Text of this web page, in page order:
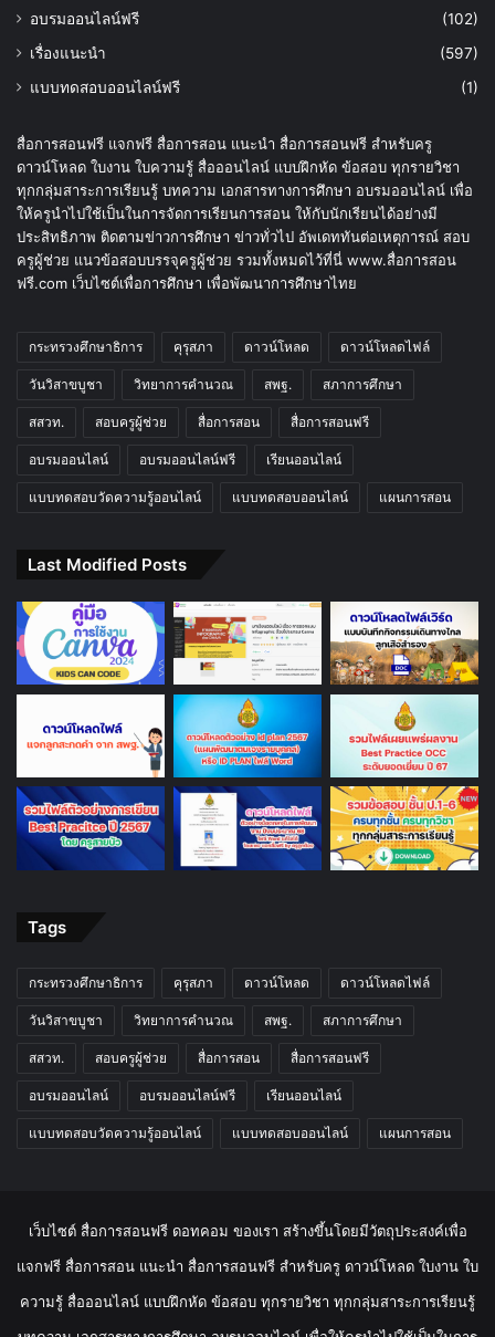
อบรมออนไลน์ฟรี
(102)
เรื่องแนะนำ
(597)
แบบทดสอบออนไลน์ฟรี
(1)
สื่อการสอนฟรี แจกฟรี สื่อการสอน แนะนำ สื่อการสอนฟรี สำหรับครู
ดาวน์โหลด ใบงาน ใบความรู้ สื่อออนไลน์ แบบฝึกหัด ข้อสอบ ทุกรายวิชา
ทุกกลุ่มสาระการเรียนรู้ บทความ เอกสารทางการศึกษา อบรมออนไลน์ เพื่อ
ให้ครูนำไปใช้เป็นในการจัดการเรียนการสอน ให้กับนักเรียนได้อย่างมี
ประสิทธิภาพ ติดตามข่าวการศึกษา ข่าวทั่วไป อัพเดททันต่อเหตุการณ์ สอบ
ครูผู้ช่วย แนวข้อสอบบรรจุครูผู้ช่วย รวมทั้งหมดไว้ที่นี่ www.สื่อการสอน
ฟรี.com เว็บไซต์เพื่อการศึกษา เพื่อพัฒนาการศึกษาไทย
กระทรวงศึกษาธิการ คุรุสภา ดาวน์โหลด ดาวน์โหลดไฟล์
วันวิสาขบูชา วิทยาการคำนวณ สพฐ. สภาการศึกษา
สสวท. สอบครูผู้ช่วย สื่อการสอน สื่อการสอนฟรี
อบรมออนไลน์ อบรมออนไลน์ฟรี เรียนออนไลน์
แบบทดสอบวัดความรู้ออนไลน์ แบบทดสอบออนไลน์ แผนการสอน
Last Modified Posts
Tags
กระทรวงศึกษาธิการ คุรุสภา ดาวน์โหลด ดาวน์โหลดไฟล์
วันวิสาขบูชา วิทยาการคำนวณ สพฐ. สภาการศึกษา
สสวท. สอบครูผู้ช่วย สื่อการสอน สื่อการสอนฟรี
อบรมออนไลน์ อบรมออนไลน์ฟรี เรียนออนไลน์
แบบทดสอบวัดความรู้ออนไลน์ แบบทดสอบออนไลน์ แผนการสอน
เว็บไซต์ สื่อการสอนฟรี ดอทคอม ของเรา สร้างขึ้นโดยมีวัตถุประสงค์เพื่อ
แจกฟรี สื่อการสอน แนะนำ สื่อการสอนฟรี สำหรับครู ดาวน์โหลด ใบงาน ใบ
ความรู้ สื่อออนไลน์ แบบฝึกหัด ข้อสอบ ทุกรายวิชา ทุกกลุ่มสาระการเรียนรู้